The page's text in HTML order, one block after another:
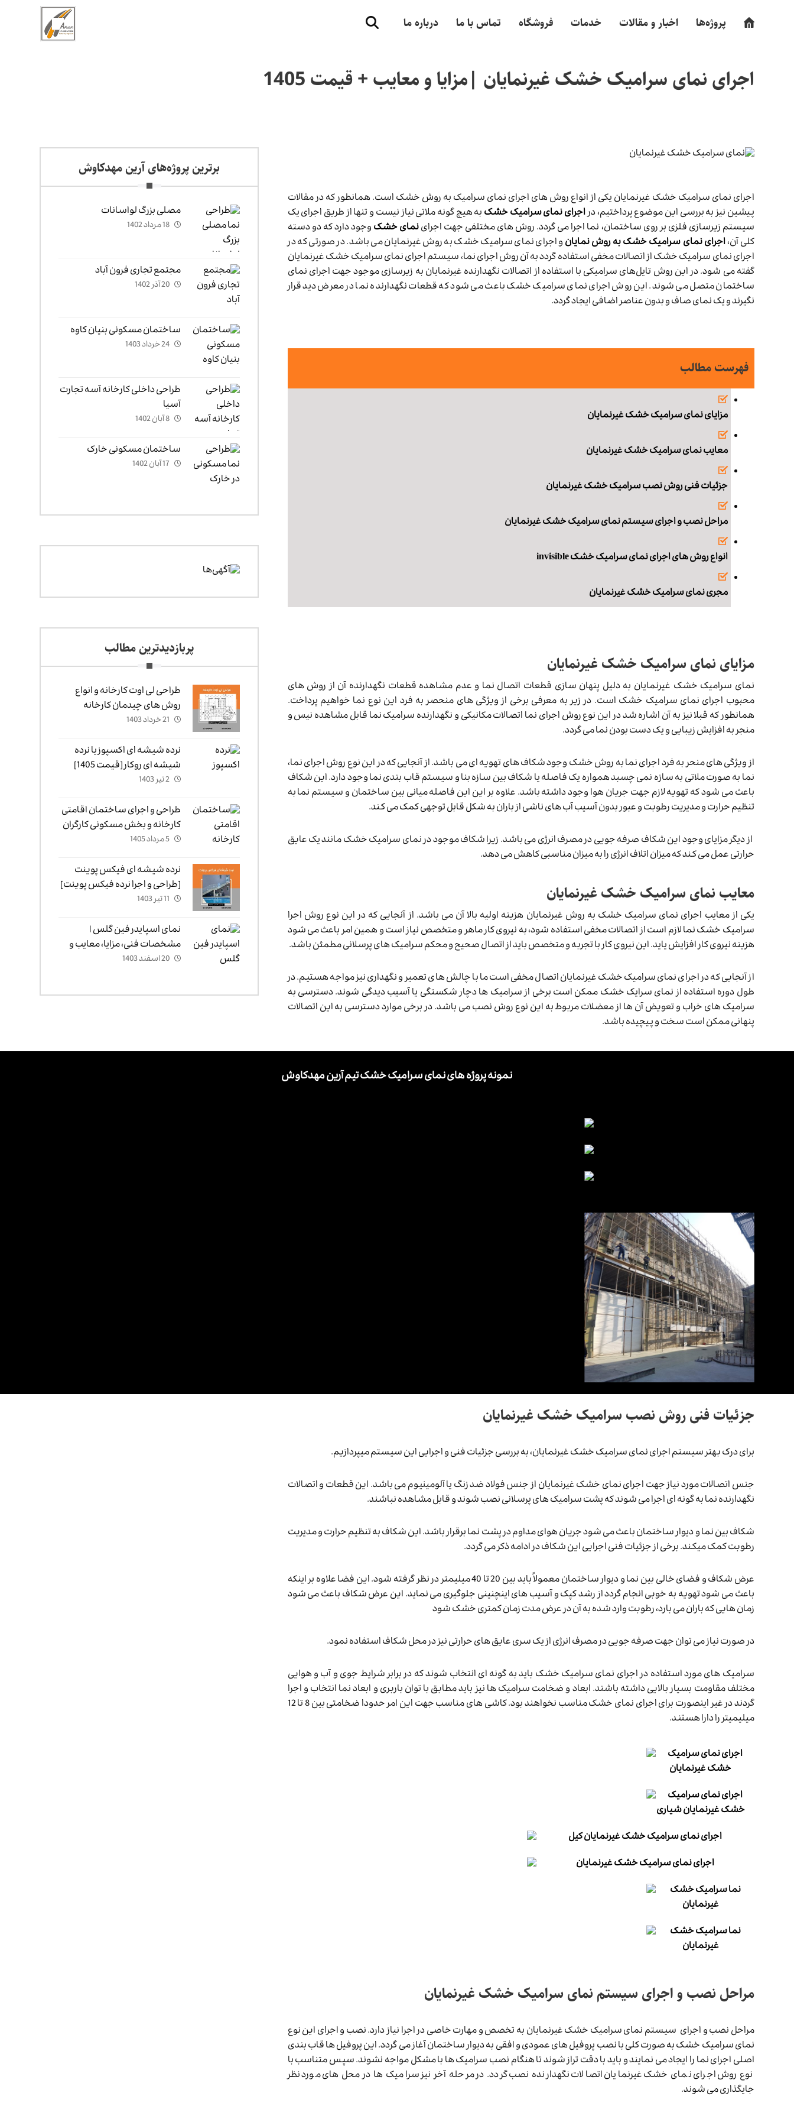
پروژه‌ها اخبار و مقالات خدمات فروشگاه تماس با ما درباره ما
اجرای نمای سرامیک خشک غیرنمایان |مزایا و معایب + قیمت 1405
اجرای نمای سرامیک خشک غیرنمایان یکی از انواع روش های اجرای نمای سرامیک به روش خشک است. همانطور که در مقالات
پیشین نیز به بررسی این موضوع پرداختیم، دراجرای نمای سرامیک خشک به هیچ گونه ملاتی نیاز نیست و تنها از طریق اجرای یک
سیستم زیرسازی فلزی بر روی ساختمان، نما اجرا می گردد. روش های مختلفی جهت اجراینمای خشک وجود دارد که دو دسته
کلی آن،اجرای نمای سرامیک خشک به روش نمایان و اجرای نمای سرامیک خشک به روش غیرنمایان می باشد. در صورتی که در
اجرای نمای سرامیک خشک از اتصالات مخفی استفاده گردد به آن روش اجرای نما، سیستم اجرای نمای سرامیک خشک غیرنمایان
گفته می شود. در این روش تایل‌های سرامیکی با استفاده از اتصالات نگهدارنده غیرنمایان به زیرسازی موجود جهت اجرای نمای
ساختمان متصل می شوند. این روش اجرای نمای سرامیک خشک باعث می شود که قطعات نگهدارنده نما در معرض دید قرار
نگیرند و یک نمای صاف و بدون عناصر اضافی ایجاد گردد.
فهرست مطالب
مزایای نمای سرامیک خشک غیرنمایان
معایب نمای سرامیک خشک غیرنمایان
جزئیات فنی روش نصب سرامیک خشک غیرنمایان
مراحل نصب و اجرای سیستم نمای سرامیک خشک غیرنمایان
انواع روش های اجرای نمای سرامیک خشک invisible
مجری نمای سرامیک خشک غیرنمایان
مزایای نمای سرامیک خشک غیرنمایان
نمای سرامیک خشک غیرنمایان به دلیل پنهان سازی قطعات اتصال نما و عدم مشاهده قطعات نگهدارنده آن از روش های
محبوب اجرای نمای سرامیک خشک است. در زیر به معرفی برخی از ویژگی های منحصر به فرد این نوع نما خواهیم پرداخت.
همانطور که قبلا نیز به آن اشاره شد در این نوع روش اجرای نما اتصالات مکانیکی و نگهدارنده سرامیک نما قابل مشاهده نیس و
منجر به افزایش زیبایی و یک دست بودن نما می گردد.
از ویژگی های منحر به فرد اجرای نما به روش خشک وجود شکاف های تهویه ای می باشد. از آنجایی که در این نوع روش اجرای نما،
نما به صورت ملاتی به سازه نمی چسبد همواره یک فاصله یا شکاف بین سازه بنا و سیستم قاب بندی نما وجود دارد. این شکاف
باعث می شود که تهویه لازم جهت جریان هوا وجود داشته باشد. علاوه بر این این فاصله میانی بین ساختمان و سیستم نما به
تنظیم حرارت و مدیریت رطوبت و عبور بدون آسیب آب های ناشی از باران به شکل قابل توجهی کمک می کند.
از دیگر مزایای وجود این شکاف صرفه جویی در مصرف انرژی می باشد. زیرا شکاف موجود در نمای سرامیک خشک مانند یک عایق
حرارتی عمل می کند که میزان اتلاف انرژی را به میزان مناسبی کاهش می دهد.
معایب نمای سرامیک خشک غیرنمایان
یکی از معایب اجرای نمای سرامیک خشک به روش غیرنمایان هزینه اولیه بالا آن می باشد. از آنجایی که در این نوع روش اجرا
سرامیک خشک نما لازم است از اتصالات مخفی استفاده شود، به نیروی کار ماهر و متخصص نیاز است و همین امر باعث می شود
هزینه نیروی کار افزایش یاید. این نیروی کار با تجربه و متخصص باید از اتصال صحیح و محکم سرامیک های پرسلانی مطمئن باشد.
از آنجایی که در اجرای نمای سرامیک خشک غیرنمایان اتصال مخفی است ما با چالش های تعمیر و نگهداری نیز مواجه هستیم. در
طول دوره استفاده از نمای سرایک خشک ممکن است برخی از سرامیک ها دچار شکستگی یا آسیب دیدگی شوند. دسترسی به
سرامیک های خراب و تعویض آن ها از معضلات مربوط به این نوع روش نصب می باشد. در برخی موارد دسترسی به این اتصالات
پنهانی ممکن است سخت و پیچیده باشد.
نمونه پروژه های نمای سرامیک خشک تیم آرین مهدکاوش
جزئیات فنی روش نصب سرامیک خشک غیرنمایان
برای درک بهتر سیستم اجرای نمای سرامیک خشک غیرنمایان، به بررسی جزئیات فنی و اجرایی این سیستم میپردازیم.
جنس اتصالات مورد نیاز جهت اجرای نمای خشک غیرنمایان از جنس فولاد ضد زنگ یا آلومینیوم می باشد. این قطعات و اتصالات
نگهدارنده نما به گونه ای اجرا می شوند که پشت سرامیک های پرسلانی نصب شوند و قابل مشاهده نباشند.
شکاف بین نما و دیوار ساختمان باعث می شود جریان هوای مداوم در پشت نما برقرار باشد. این شکاف به تنظیم حرارت و مدیریت
رطوبت کمک میکند. برخی از جزئیات فنی اجرایی این شکاف در ادامه ذکر می گردد.
عرض شکاف و فضای خالی بین نما و دیوار ساختمان معمولاً باید بین 20 تا 40 میلیمتر در نظر گرفته شود. این فضا علاوه بر اینکه
باعث می شود تهویه به خوبی انجام گردد از رشد کپک و آسیب های اینچنینی جلوگیری می نماید. این عرض شکاف باعث می شود
زمان هایی که باران می بارد، رطوبت وارد شده به آن در عرض مدت زمان کمتری خشک شود
در صورت نیاز می توان جهت صرفه جویی در مصرف انرژی از یک سری عایق های حرارتی نیز در محل شکاف استفاده نمود.
سرامیک های مورد استفاده در اجرای نمای سرامیک خشک باید به گونه ای انتخاب شوند که در برابر شرایط جوی و آب و هوایی
مختلف مقاومت بسیار بالایی داشته باشند. ابعاد و ضخامت سرامیک ها نیز باید مطابق با توان باربری و ابعاد نما انتخاب و اجرا
گردند در غیر اینصورت برای اجرای نمای خشک مناسب نخواهند بود. کاشی های مناسب جهت این امر حدودا ضخامتی بین 8 تا 12
میلیمیتر را دارا هستند.
مراحل نصب و اجرای سیستم نمای سرامیک خشک غیرنمایان
مراحل نصب و اجرای سیستم نمای سرامیک خشک غیرنمایان به تخصص و مهارت خاصی در اجرا نیاز دارد. نصب و اجرای این نوع
نمای سرامیک خشک به صورت کلی با نصب پروفیل های عمودی و افقی به دیوار ساختمان آغاز می گردد. این پروفیل ها قاب بندی
اصلی اجرای نما را ایجاد می نمایند و باید با دقت تراز شوند تا هنگام نصب سرامیک ها با مشکل مواجه نشوند. سپس متناسب با
نوع روش اجرای نمای خشک غیرنمایان اتصالات نگهدارنده نصب گردد. در مرحله آخر نیز سرامیک ها در محل های مورد نظر
جایگذاری می شوند.
برترین پروژه‌های آرین مهدکاوش
مصلی بزرگ لواسانات
18 مرداد 1402
مجتمع تجاری فرون آباد
20 آذر 1402
ساختمان مسکونی بنیان کاوه
24 خرداد 1403
طراحی داخلی کارخانه آسه تجارت
آسیا
8 آبان 1402
ساختمان مسکونی خارک
17 آبان 1402
پربازدیدترین مطالب
طراحی لی اوت کارخانه و انواع
روش های چیدمان کارخانه
21 خرداد 1403
نرده شیشه ای اکسپوز یا نرده
شیشه ای روکار [قیمت 1405]
2 تیر 1403
طراحی و اجرای ساختمان اقامتی
کارخانه و بخش مسکونی کارگران
5 مرداد 1405
نرده شیشه ای فیکس پوینت
[طراحی و اجرا نرده فیکس پوینت]
11 تیر 1403
نمای اسپایدر فین گلس |
مشخصات فنی، مزایا، معایب و
کاربردها
20 اسفند 1403